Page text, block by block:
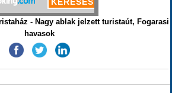
- Nagy ablak jelzett turistaút, Fogarasi
havasok